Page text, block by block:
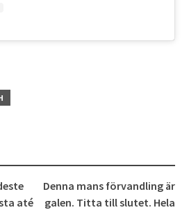
até
Denna mans förvandling är
galen. Titta till slutet. Hela